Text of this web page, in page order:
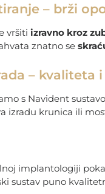
– brži
vršiti izravno kroz
znatno se
– kvaliteta
s Navident
izradu krunica ili
implantologiji
sustav puno